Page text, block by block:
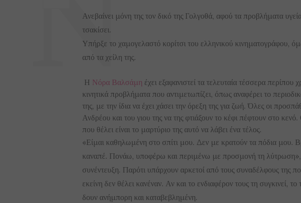
Ανεβαίνει μόνη της τον δικό της Γολγοθά, αφού τα προβλήματα
τσακίσει.
Υπήρξε το χαμογελαστό κορίτσι του ελληνικού κινηματογράφου,
από τα χείλη της.
Η Νόρα Βαλσάμη έχει εξαφανιστεί τα τελευταία τέσσερα
κινητικά προβλήματα που αντιμετωπίζει, όπως αναφέρει το
της, με την ίδια να έχει χάσει την όρεξη της για ζωή. Όλες οι
Ανδρέου και του γιου της να της φτιάξουν το κέφι πέφτουν στο
που θέλει είναι το μαρτύριο της αυτό να λάβει ένα τέλος.
«Είμαι καθηλωμένη στο σπίτι μου. Δεν με κρατούν τα πόδια μου.
καναπέ. Πονάω, υποφέρω και περιμένω με προσμονή τη λύτρωση»,
συνέντευξη. Παρότι υπάρχουν αρκετοί από τους συναδέλφους της
εκείνη δεν θέλει κανέναν. Αν και το ενδιαφέρον τους τη συγκινεί, το
δουν ανήμπορη και καταβεβλημένη.